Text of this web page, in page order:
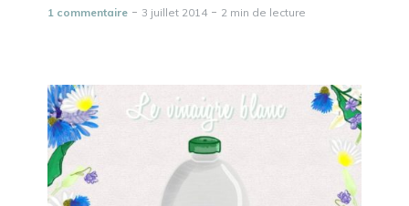
1 commentaire 3 juillet 2014 2 min de lecture